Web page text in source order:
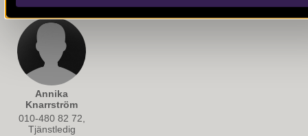
Annika
Knarrström
010-480 82 72,
Tjänstledig